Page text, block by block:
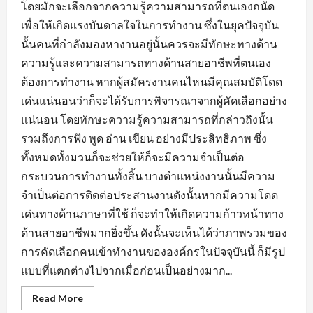
โดยมักจะเลือกจากความรู้ความสามารถที่ตนเองถนัด
เพื่อให้เกิดแรงบันดาลใจในการทำงาน ซึ่งในยุคปัจจุบัน
นั้นคนที่กำลังมองหางานอยู่นั้นควรจะมีทักษะทางด้าน
ความรู้และความสามารถทางด้านสายอาชีพที่ตนเอง
ต้องการทำงาน หากผู้สมัครงานคนไหนมีคุณสมบัติโดด
เด่นแน่นอนว่าก็จะได้รับการพิจารณาจากผู้คัดเลือกอย่าง
แน่นอน โดยทักษะความรู้ความสามารถที่กล่าวถึงนั้น
รวมถึงการฟัง พูด อ่าน เขียน อย่างมีประสิทธิภาพ ซึ่ง
ทั้งหมดทั้งมวนก็จะช่วยให้ก็จะมีความจำเป็นต่อ
กระบวนการทำงานทั้งสิ้น บางตำแหน่งงานนั้นมีความ
จำเป็นต่อการติดต่อประสานงานดังนั้นหากมีความโดด
เด่นทางด้านภาษาที่ใช้ ก็จะทำให้เกิดความก้าวหน้าทาง
ด้านสายอาชีพมากยิ่งขึ้น ดังนั้นจะเห็นได้ว่าภาพรวมของ
การคัดเลือกคนเข้าทำงานขององค์กรในปัจจุบันนี้ ก็มีรูป
แบบที่แตกต่างไปจากเมื่อก่อนเป็นอย่างมาก...
Read MoreRead
more